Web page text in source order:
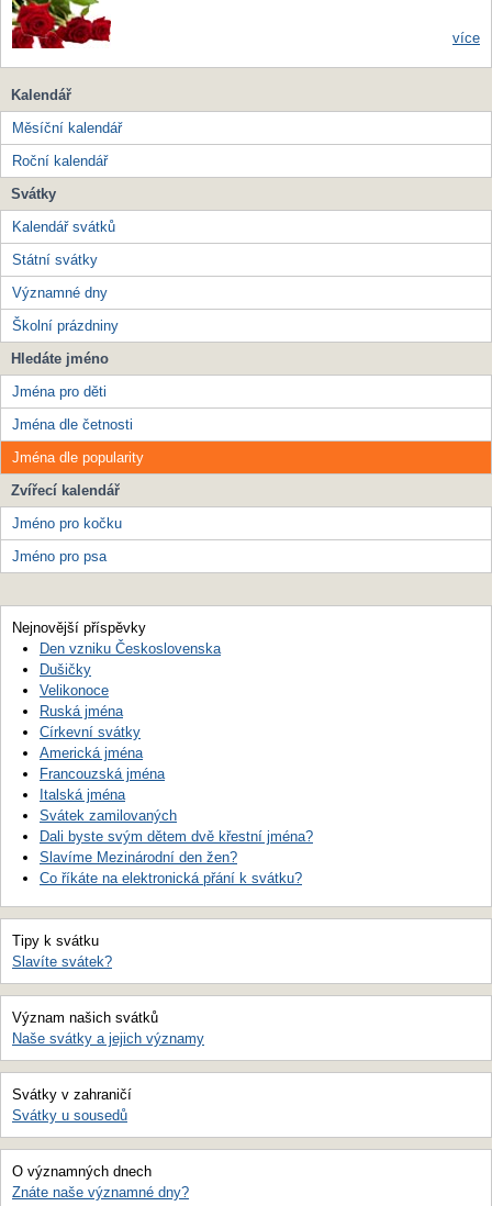
více
Kalendář
Měsíční kalendář
Roční kalendář
Svátky
Kalendář svátků
Státní svátky
Významné dny
Školní prázdniny
Hledáte jméno
Jména pro děti
Jména dle četnosti
Jména dle popularity
Zvířecí kalendář
Jméno pro kočku
Jméno pro psa
Nejnovější příspěvky
Den vzniku Československa
Dušičky
Velikonoce
Ruská jména
Církevní svátky
Americká jména
Francouzská jména
Italská jména
Svátek zamilovaných
Dali byste svým dětem dvě křestní jména?
Slavíme Mezinárodní den žen?
Co říkáte na elektronická přání k svátku?
Tipy k svátku
Slavíte svátek?
Význam našich svátků
Naše svátky a jejich významy
Svátky v zahraničí
Svátky u sousedů
O významných dnech
Znáte naše významné dny?